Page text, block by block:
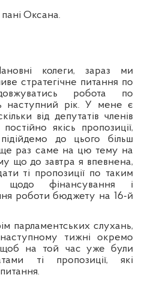
Оксана.
колеги, зараз ми
стратегічне питання по
робота по
наступний рік. У мене є
від депутатів членів
якісь пропозиції,
до цього більш
раз саме на цю тему на
що до завтра я впевнена,
ті пропозиції по таким
щодо фінансування і
роботи бюджету на 16-й
парламентських слухань,
тижні окремо
щоб на той час уже були
ті пропозиції, які